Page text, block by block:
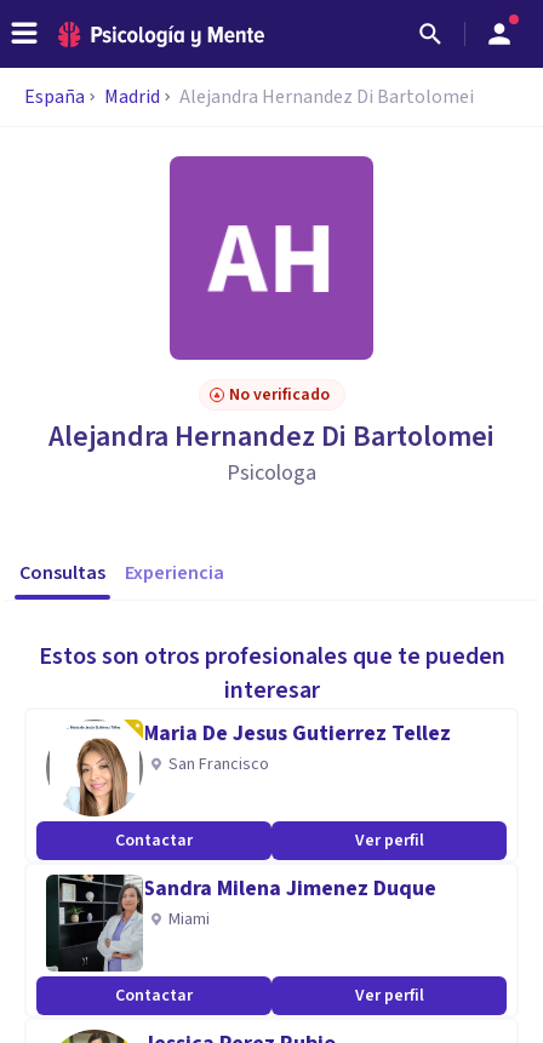
España Madrid Alejandra Hernandez Di Bartolomei
No verificado
Alejandra Hernandez Di Bartolomei
Psicologa
Consultas Experiencia
Estos son otros profesionales que te pueden
interesar
Maria De Jesus Gutierrez Tellez
San Francisco
Contactar Ver perfil
Sandra Milena Jimenez Duque
Miami
Contactar Ver perfil